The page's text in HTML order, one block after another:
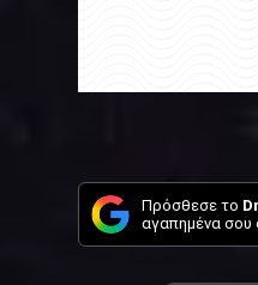
Πρόσθεσε το
αγαπημένα σου